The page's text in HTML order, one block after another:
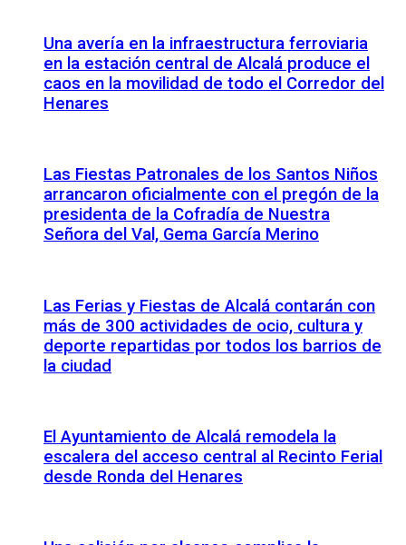
Una avería en la infraestructura ferroviaria
en la estación central de Alcalá produce el
caos en la movilidad de todo el Corredor del
Henares
Las Fiestas Patronales de los Santos Niños
arrancaron oficialmente con el pregón de la
presidenta de la Cofradía de Nuestra
Señora del Val, Gema García Merino
Las Ferias y Fiestas de Alcalá contarán con
más de 300 actividades de ocio, cultura y
deporte repartidas por todos los barrios de
la ciudad
El Ayuntamiento de Alcalá remodela la
escalera del acceso central al Recinto Ferial
desde Ronda del Henares